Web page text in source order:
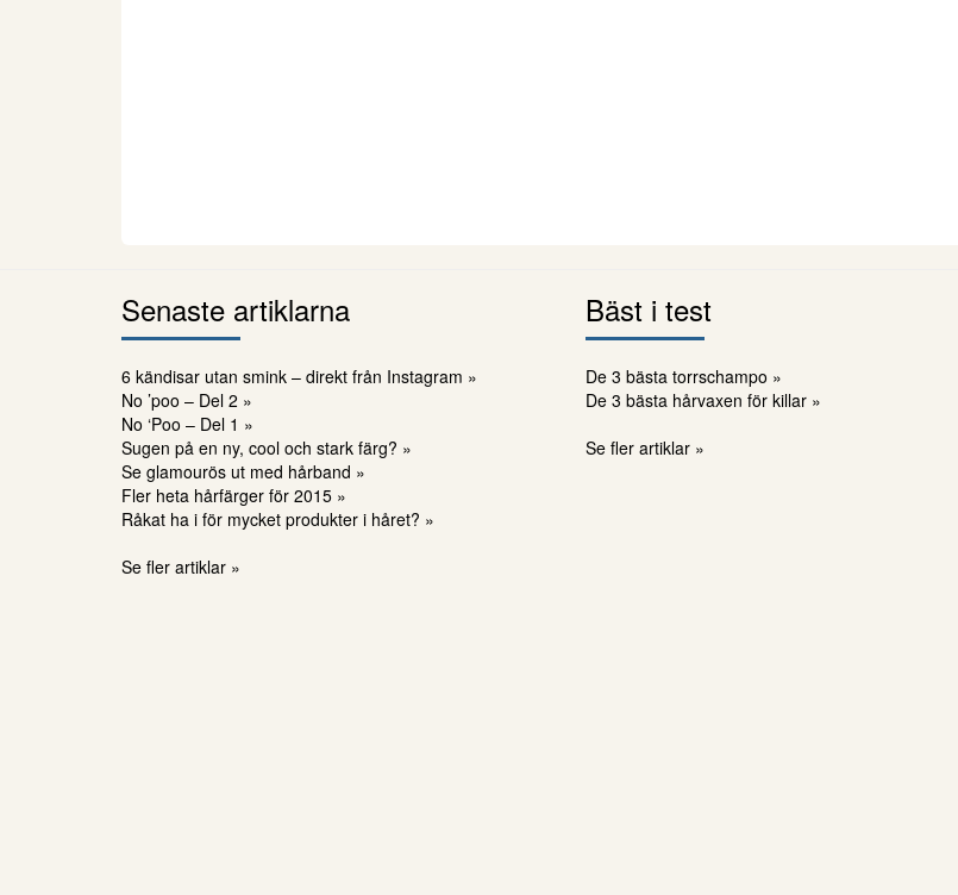
Senaste artiklarna
6 kändisar utan smink – direkt från Instagram »
No ’poo – Del 2 »
No ‘Poo – Del 1 »
Sugen på en ny, cool och stark färg? »
Se glamourös ut med hårband »
Fler heta hårfärger för 2015 »
Råkat ha i för mycket produkter i håret? »
Se fler artiklar »
Bäst i test
De 3 bästa torrschampo »
De 3 bästa hårvaxen för killar »
Se fler artiklar »